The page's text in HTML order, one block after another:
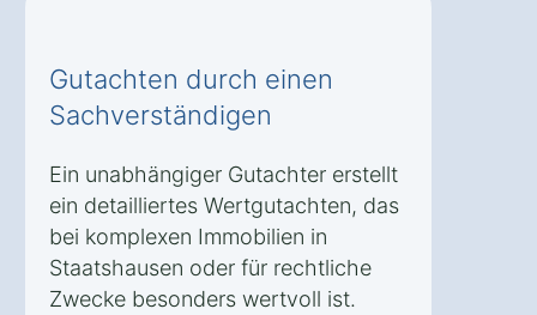
Gutachten durch einen
Sachverständigen
Ein unabhängiger Gutachter erstellt
ein detailliertes Wertgutachten, das
bei komplexen Immobilien in
Staatshausen oder für rechtliche
Zwecke besonders wertvoll ist.